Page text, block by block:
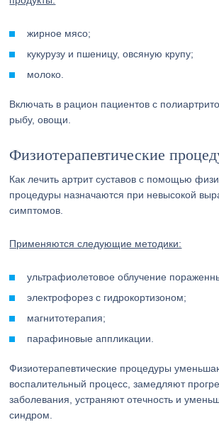
жирное мясо;
кукурузу и пшеницу, овсяную крупу;
молоко.
Включать в рацион пациентов с
рыбу, овощи.
Физиотерапевтические
Как лечить артрит суставов с помощью
процедуры назначаются при невысокой
симптомов.
Применяются следующие методики:
ультрафиолетовое облучение
электрофорез с гидрокортизоном;
магнитотерапия;
парафиновые аппликации.
Физиотерапевтические процедуры
воспалительный процесс, замедляют
заболевания, устраняют отечность и
синдром.